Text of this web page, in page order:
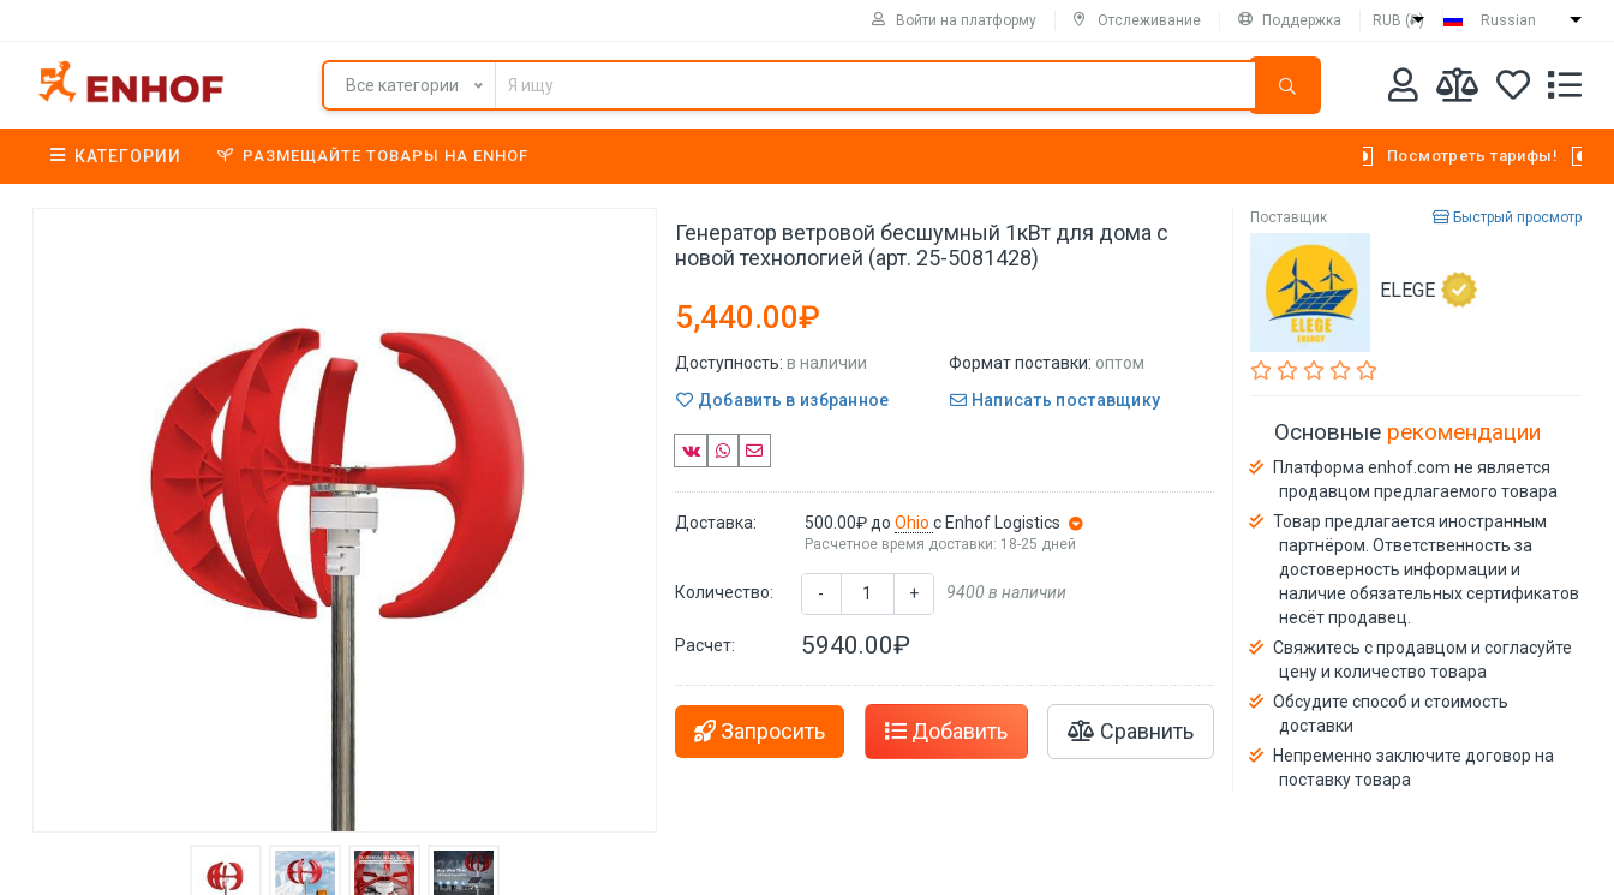
Войти на платформу Отслеживание Поддержка RUB (₽) Russian
Все категории
КАТЕГОРИИ РАЗМЕЩАЙТЕ ТОВАРЫ НА ENHOF Посмотреть тарифы!
Генератор ветровой бесшумный 1кВт для дома с
новой технологией (арт. 25-5081428)
5,440.00₽
Доступность: в наличии Формат поставки: оптом
Добавить в избранное
Написать поставщику
Доставка: 500.00₽ доOhioс Enhof Logistics
Расчетное время доставки: 18-25 дней
Количество: - + 9400 в наличии
Расчет: 5940.00₽
Запросить Добавить Сравнить
Поставщик Быстрый просмотр
ELEGE
Основные рекомендации
Платформа enhof.com не является
продавцом предлагаемого товара
Товар предлагается иностранным
партнёром. Ответственность за
достоверность информации и
наличие обязательных сертификатов
несёт продавец.
Свяжитесь с продавцом и согласуйте
цену и количество товара
Обсудите способ и стоимость
доставки
Непременно заключите договор на
поставку товара